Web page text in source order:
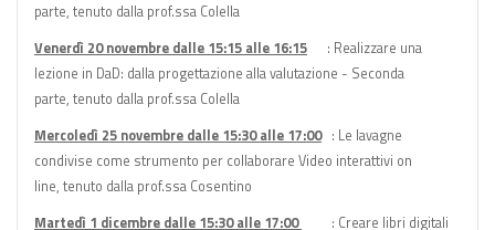
parte, tenuto dalla prof.ssa Colella
Venerdì 20 novembre dalle 15:15 alle 16:15 : Realizzare una
lezione in DaD: dalla progettazione alla valutazione - Seconda
parte, tenuto dalla prof.ssa Colella
Mercoledì 25 novembre dalle 15:30 alle 17:00: Le lavagne
condivise come strumento per collaborare Video interattivi on
line, tenuto dalla prof.ssa Cosentino
Martedì 1 dicembre dalle 15:30 alle 17:00
: Creare libri digitali